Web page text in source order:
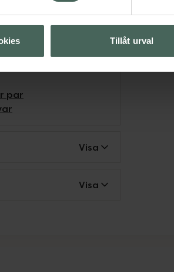
Tillåt urval
omslutande
tyst motor
par
Visa
Visa